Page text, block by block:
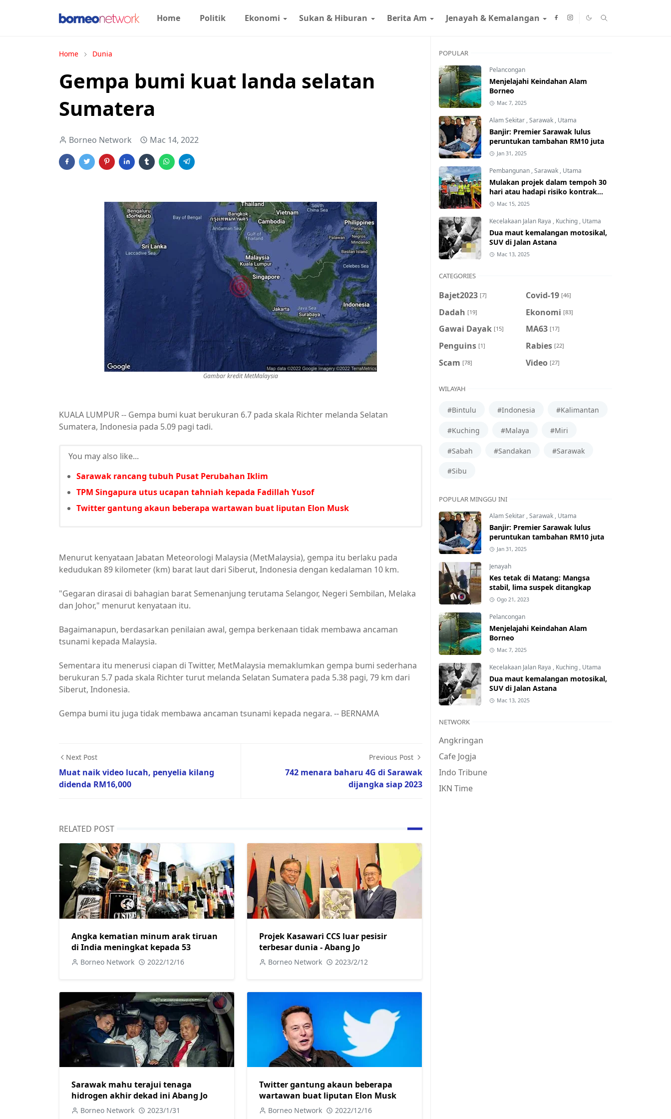
Home Politik Ekonomi Sukan & Hiburan Berita Am Jenayah & Kemalangan
Home Dunia
Gempa bumi kuat landa selatan
Sumatera
Borneo Network Mac 14, 2022
Gambar kredit MetMalaysia
KUALA LUMPUR -- Gempa bumi kuat berukuran 6.7 pada skala Richter melanda Selatan
Sumatera, Indonesia pada 5.09 pagi tadi.
You may also like...
Sarawak rancang tubuh Pusat Perubahan Iklim
TPM Singapura utus ucapan tahniah kepada Fadillah Yusof
Twitter gantung akaun beberapa wartawan buat liputan Elon Musk
Menurut kenyataan Jabatan Meteorologi Malaysia (MetMalaysia), gempa itu berlaku pada
kedudukan 89 kilometer (km) barat laut dari Siberut, Indonesia dengan kedalaman 10 km.
"Gegaran dirasai di bahagian barat Semenanjung terutama Selangor, Negeri Sembilan, Melaka
dan Johor," menurut kenyataan itu.
Bagaimanapun, berdasarkan penilaian awal, gempa berkenaan tidak membawa ancaman
tsunami kepada Malaysia.
Sementara itu menerusi ciapan di Twitter, MetMalaysia memaklumkan gempa bumi sederhana
berukuran 5.7 pada skala Richter turut melanda Selatan Sumatera pada 5.38 pagi, 79 km dari
Siberut, Indonesia.
Gempa bumi itu juga tidak membawa ancaman tsunami kepada negara. -- BERNAMA
Next Post
Muat naik video lucah, penyelia kilang
didenda RM16,000
Previous Post
742 menara baharu 4G di Sarawak
dijangka siap 2023
RELATED POST
Angka kematian minum arak tiruan
di India meningkat kepada 53
Borneo Network 2022/12/16
Projek Kasawari CCS luar pesisir
terbesar dunia - Abang Jo
Borneo Network 2023/2/12
Sarawak mahu terajui tenaga
hidrogen akhir dekad ini Abang Jo
Borneo Network 2023/1/31
Twitter gantung akaun beberapa
wartawan buat liputan Elon Musk
Borneo Network 2022/12/16
POPULAR
Pelancongan
Menjelajahi Keindahan Alam
Borneo
Mac 7, 2025
Alam Sekitar ,Sarawak , Utama
Banjir: Premier Sarawak lulus
peruntukan tambahan RM10 juta
Jan 31, 2025
Pembangunan ,Sarawak , Utama
Mulakan projek dalam tempoh 30
hari atau hadapi risiko kontrak
ditamatkan
Mac 15, 2025
Kecelakaan Jalan Raya , Kuching , Utama
Dua maut kemalangan motosikal,
SUV di Jalan Astana
Mac 13, 2025
CATEGORIES
Bajet2023 [7] Covid-19 [46]
Dadah [19] Ekonomi [83]
Gawai Dayak [15] MA63 [17]
Penguins [1] Rabies [22]
Scam [78] Video [27]
WILAYAH
#Bintulu #Indonesia #Kalimantan
#Kuching #Malaya #Miri
#Sabah #Sandakan #Sarawak
#Sibu
POPULAR MINGGU INI
Alam Sekitar ,Sarawak , Utama
Banjir: Premier Sarawak lulus
peruntukan tambahan RM10 juta
Jan 31, 2025
Jenayah
Kes tetak di Matang: Mangsa
stabil, lima suspek ditangkap
Ogo 21, 2023
Pelancongan
Menjelajahi Keindahan Alam
Borneo
Mac 7, 2025
Kecelakaan Jalan Raya , Kuching , Utama
Dua maut kemalangan motosikal,
SUV di Jalan Astana
Mac 13, 2025
NETWORK
Angkringan
Cafe Jogja
Indo Tribune
IKN Time